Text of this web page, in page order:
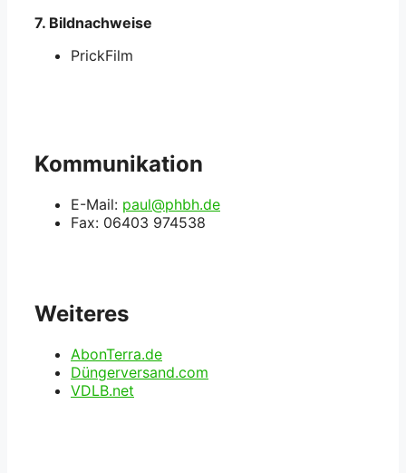
7. Bildnachweise
PrickFilm
Kommunikation
E-Mail: paul@phbh.de
Fax: 06403 974538
Weiteres
AbonTerra.de
Düngerversand.com
VDLB.net